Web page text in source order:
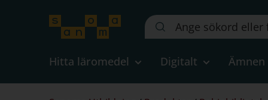
Sök
på
webbplatsen::
Hitta läromedel Digitalt Ämnen